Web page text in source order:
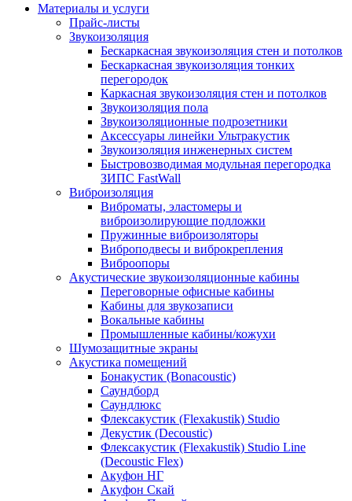
Материалы и услуги
Прайс-листы
Звукоизоляция
Бескаркасная звукоизоляция стен и потолков
Бескаркасная звукоизоляция тонких
перегородок
Каркасная звукоизоляция стен и потолков
Звукоизоляция пола
Звукоизоляционные подрозетники
Аксессуары линейки Ультракустик
Звукоизоляция инженерных систем
Быстровозводимая модульная перегородка
ЗИПС FastWall
Виброизоляция
Виброматы, эластомеры и
виброизолирующие подложки
Пружинные виброизоляторы
Виброподвесы и виброкрепления
Виброопоры
Акустические звукоизоляционные кабины
Переговорные офисные кабины
Кабины для звукозаписи
Вокальные кабины
Промышленные кабины/кожухи
Шумозащитные экраны
Акустика помещений
Бонакустик (Bonacoustic)
Саундборд
Саундлюкс
Флексакустик (Flexakustik) Studio
Декустик (Decoustic)
Флексакустик (Flexakustik) Studio Line
(Decoustic Flex)
Акуфон НГ
Акуфон Скай